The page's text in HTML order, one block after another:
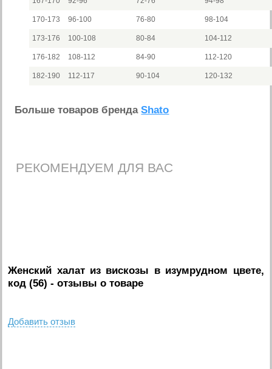
170-173 96-100 76-80 98-104
173-176 100-108 80-84 104-112
176-182 108-112 84-90 112-120
182-190 112-117 90-104 120-132
Больше товаров брендаShato
РЕКОМЕНДУЕМ ДЛЯ ВАС
Женский халат из вискозы в изумрудном цвете,
код (56) - отзывы о товаре
Добавить отзыв